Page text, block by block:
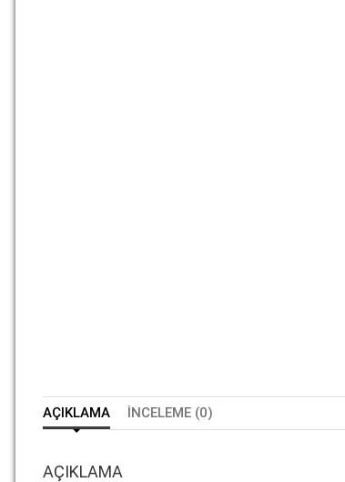
AÇIKLAMA İNCELEME (0)
AÇIKLAMA